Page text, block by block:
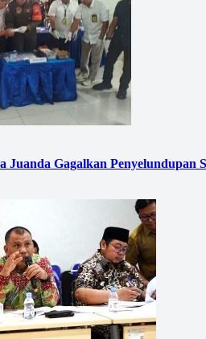
Juanda Gagalkan Penyelundupan